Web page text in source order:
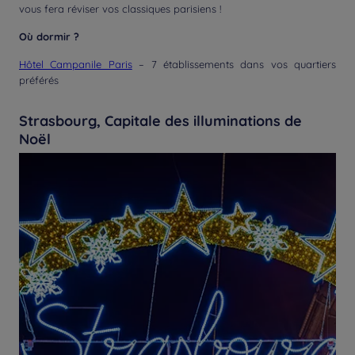
vous fera réviser vos classiques parisiens !
Où dormir ?
Hôtel Campanile Paris– 7 établissements dans vos quartiers
préférés
Strasbourg, Capitale des illuminations de
Noël